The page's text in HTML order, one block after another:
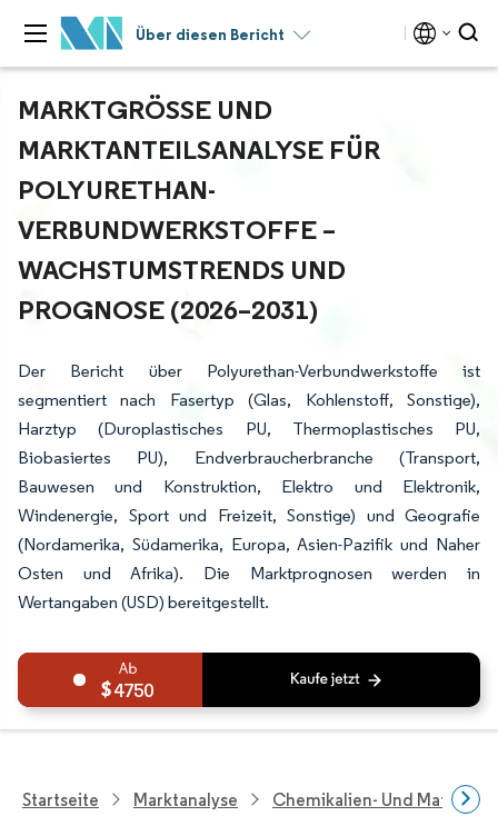
Über diesen Bericht
MARKTGRÖSSE UND M
ARKTANTEILSANALYSE FÜR P
OLYURETHAN-V
ERBUNDWERKSTOFFE – W
ACHSTUMSTRENDS UND P
ROGNOSE (2026–2031)
Der Bericht über Polyurethan-Verbundwerkstoffe ist
segmentiert nach Fasertyp (Glas, Kohlenstoff, Sonstige),
Harztyp (Duroplastisches PU, Thermoplastisches PU,
Biobasiertes PU), Endverbraucherbranche (Transport,
Bauwesen und Konstruktion, Elektro und Elektronik,
Windenergie, Sport und Freizeit, Sonstige) und Geografie
(Nordamerika, Südamerika, Europa, Asien-Pazifik und Naher
Osten und Afrika). Die Marktprognosen werden in
Wertangaben (USD) bereitgestellt.
4750
Startseite Marktanalyse Chemikalien- Und